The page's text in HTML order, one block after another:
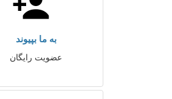
به ما بپیوند
عضویت رایگان